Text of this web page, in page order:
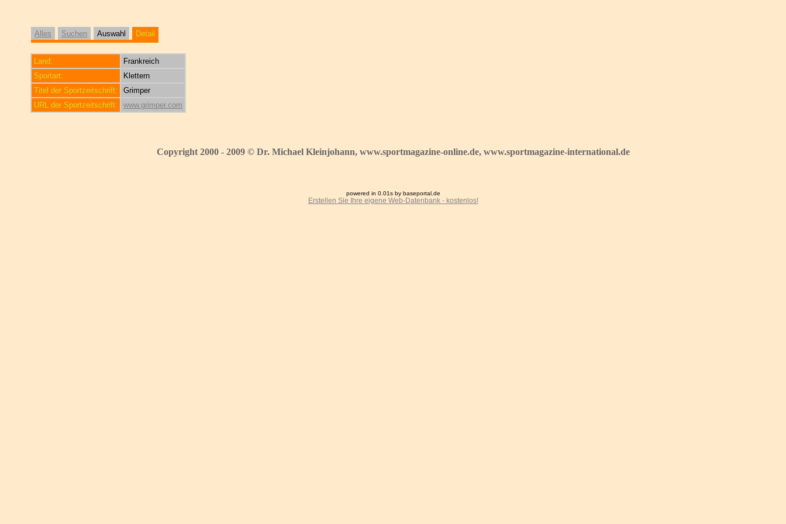
Alles Suchen Auswahl Detail
Land:
Frankreich
Sportart:
Klettern
Titel der Sportzeitschrift:
Grimper
URL der Sportzeitschrift:
www.grimper.com
Copyright 2000 - 2009 © Dr. Michael Kleinjohann, www.sportmagazine-online.de, www.sportmagazine-international.de
powered in 0.01s by baseportal.de
Erstellen Sie Ihre eigene Web-Datenbank - kostenlos!